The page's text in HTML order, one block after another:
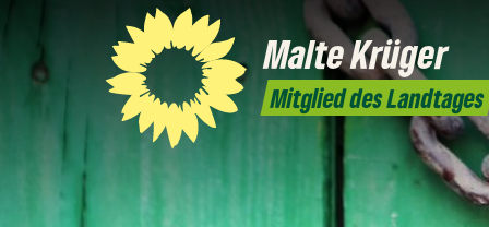
MalteKrüger
Mitglied des Landtages